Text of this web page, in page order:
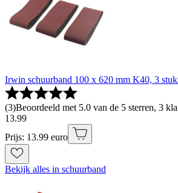
Irwin schuurband 100 x 620 mm K40, 3
(3)Beoordeeld met 5.0 van de 5 sterren, 3
13.99
Prijs: 13.99 euro
Bekijk alles in schuurband